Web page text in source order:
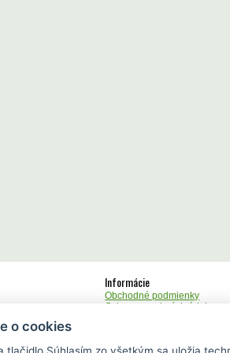
Informácie
Obchodné podmienky
Ochrana osobných údajov
o cookies